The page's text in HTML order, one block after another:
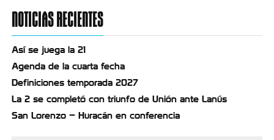
NOTICIAS RECIENTES
Así se juega la 21
Agenda de la cuarta fecha
Definiciones temporada 2027
La 2 se completó con triunfo de Unión ante Lanús
San Lorenzo – Huracán en conferencia